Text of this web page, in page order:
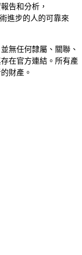
告和分析，
進步的人的可靠來
無任何隸屬、關聯、
在官方連結。所有產
財產。